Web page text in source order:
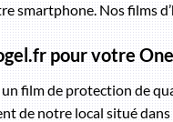
smartphone. Nos films
pour votre
film de protection de
de notre local situé